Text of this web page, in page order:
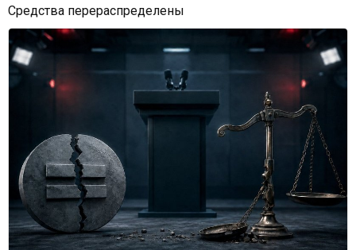
Средства перераспределены